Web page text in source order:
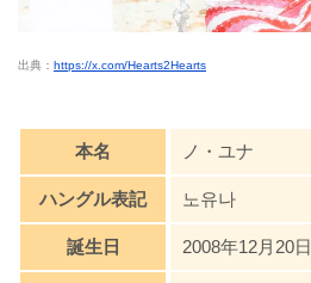
出典： https://x.com/Hearts2Hearts
本名 ノ・ユナ
ハングル表記 노유나
誕生日 2008年12月20日